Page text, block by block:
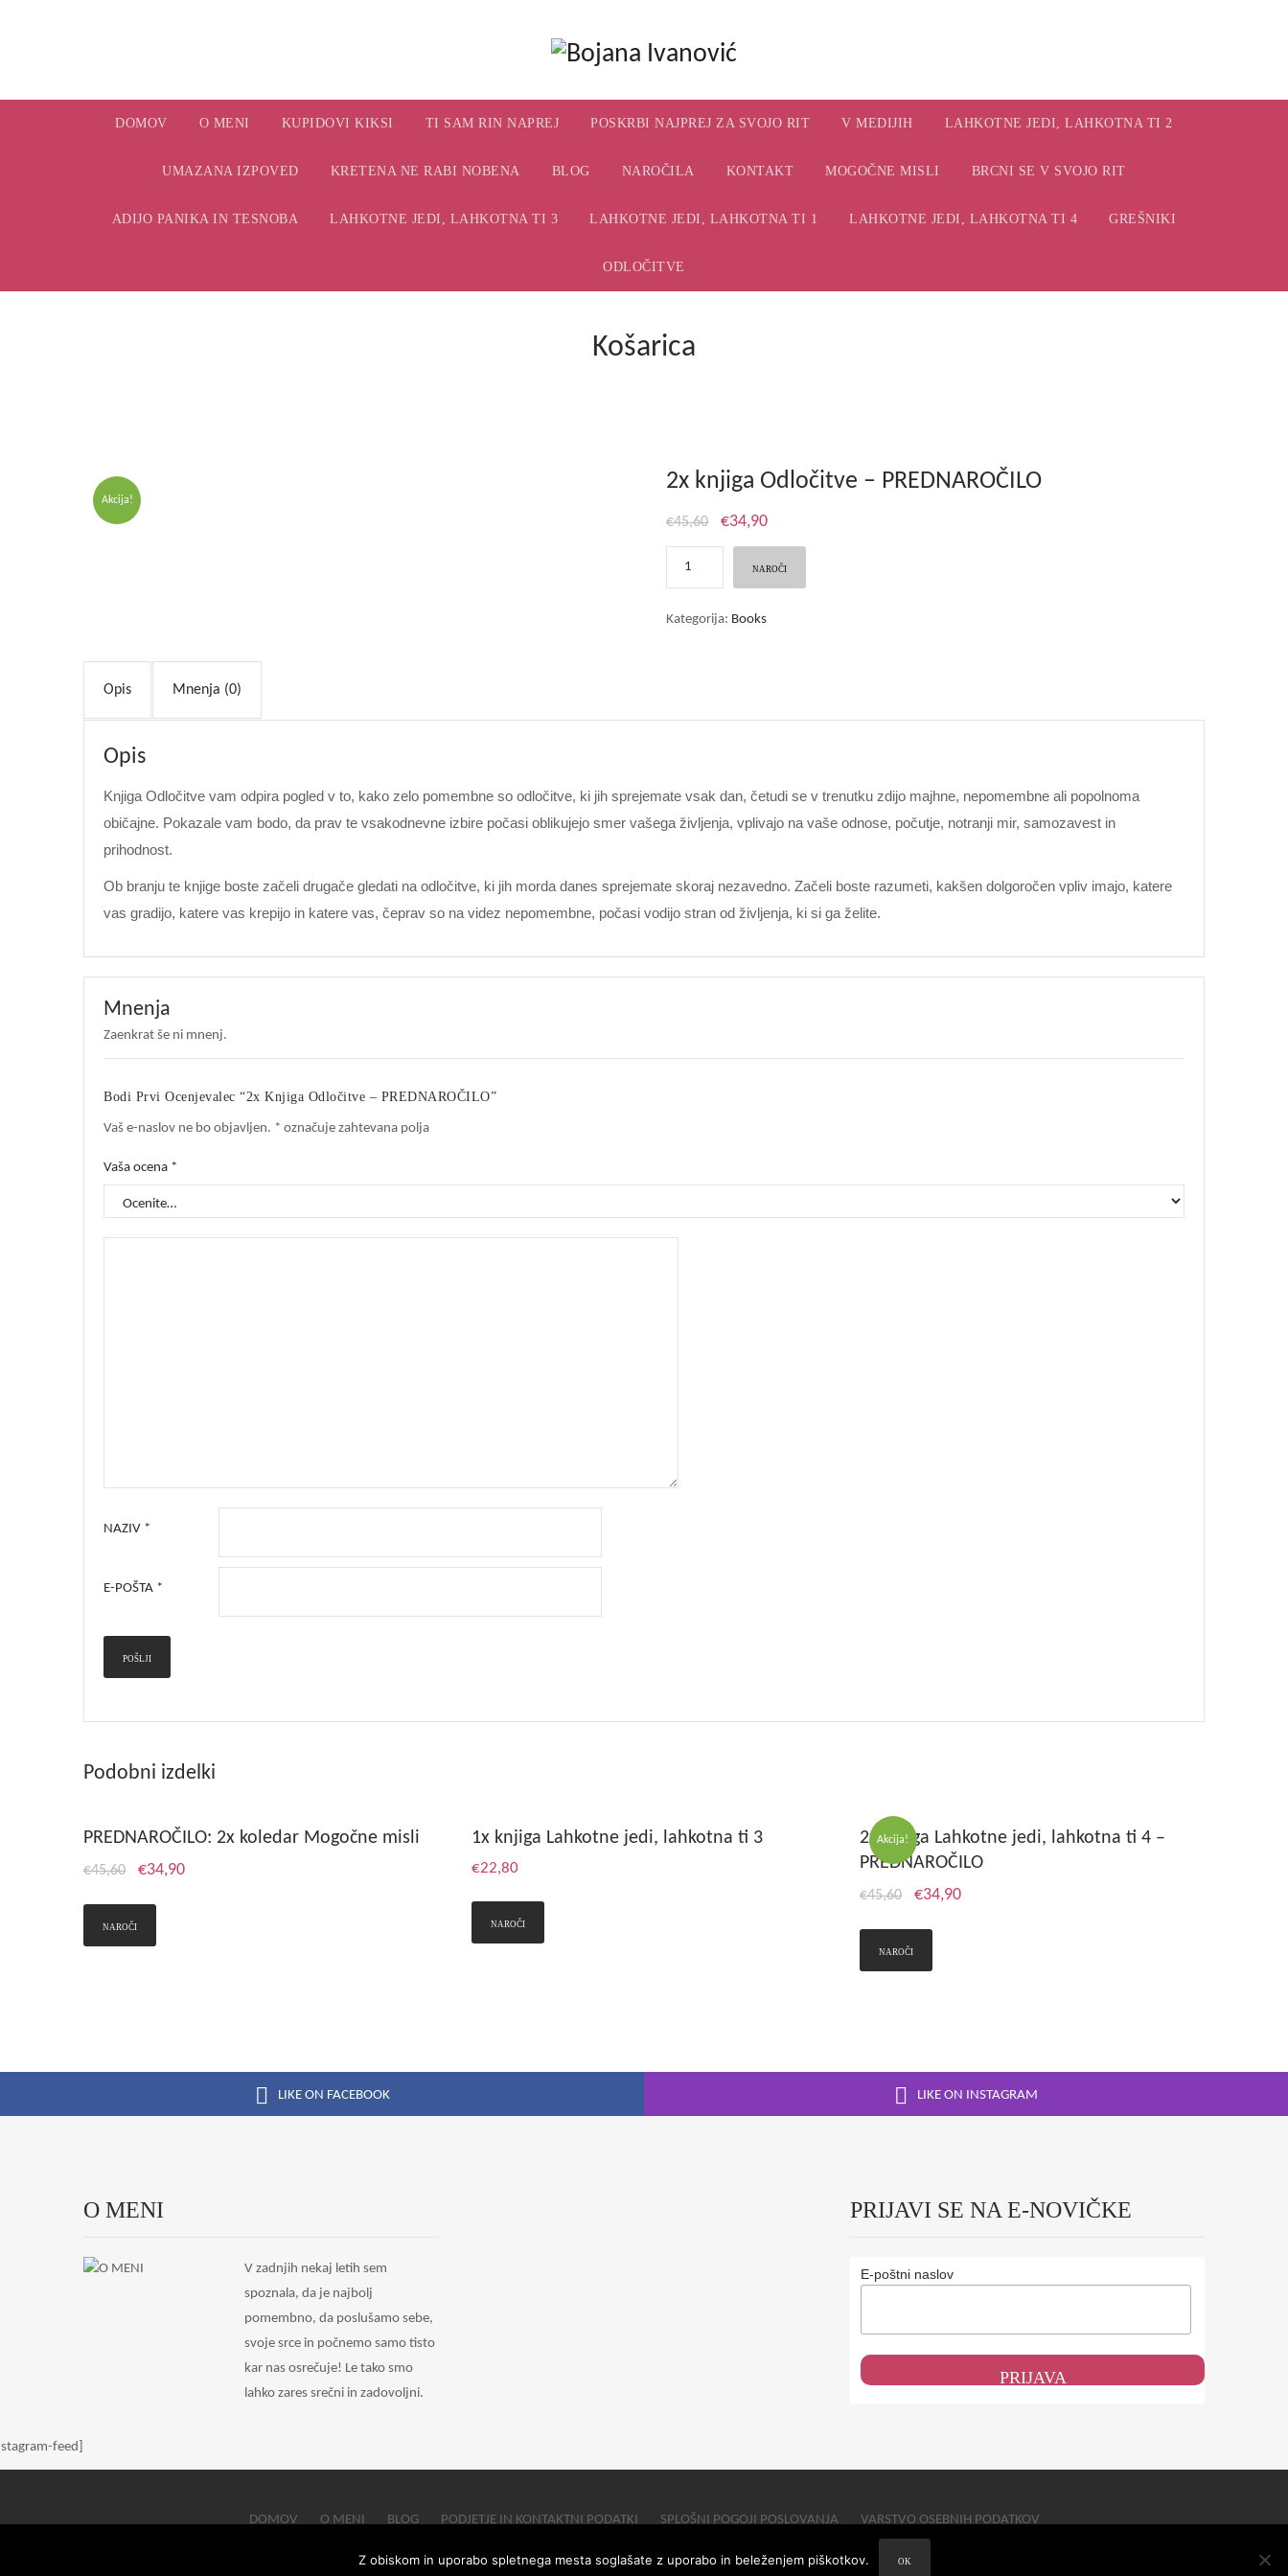
DOMOV O MENI KUPIDOVI KIKSI TI SAM RIN NAPREJ POSKRBI NAJPREJ ZA SVOJO RIT V MEDIJIH LAHKOTNE JEDI, LAHKOTNA TI 2
UMAZANA IZPOVED KRETENA NE RABI NOBENA BLOG NAROČILA KONTAKT MOGOČNE MISLI BRCNI SE V SVOJO RIT
ADIJO PANIKA IN TESNOBA LAHKOTNE JEDI, LAHKOTNA TI 3 LAHKOTNE JEDI, LAHKOTNA TI 1 LAHKOTNE JEDI, LAHKOTNA TI 4 GREŠNIKI
ODLOČITVE
Košarica
Akcija!
2x knjiga Odločitve – PREDNAROČILO
€45,60 €34,90
knjiga
Odločitve
PREDNAROČILO
NAROČI
Kategorija: Books
Opis Mnenja (0)
Opis
Knjiga Odločitve vam odpira pogled v to, kako zelo pomembne so odločitve, ki jih sprejemate vsak dan, četudi se v trenutku zdijo majhne, nepomembne ali popolnoma
običajne. Pokazale vam bodo, da prav te vsakodnevne izbire počasi oblikujejo smer vašega življenja, vplivajo na vaše odnose, počutje, notranji mir, samozavest in
prihodnost.
Ob branju te knjige boste začeli drugače gledati na odločitve, ki jih morda danes sprejemate skoraj nezavedno. Začeli boste razumeti, kakšen dolgoročen vpliv imajo, katere
vas gradijo, katere vas krepijo in katere vas, čeprav so na videz nepomembne, počasi vodijo stran od življenja, ki si ga želite.
Mnenja
Zaenkrat še ni mnenj.
Bodi Prvi Ocenjevalec “2x Knjiga Odločitve – PREDNAROČILO”
Vaš e-naslov ne bo objavljen. * označuje zahtevana polja
Vaša ocena *
NAZIV *
E-POŠTA *
Podobni izdelki
PREDNAROČILO: 2x koledar Mogočne misli
€45,60 €34,90
NAROČI
1x knjiga Lahkotne jedi, lahkotna ti 3
€22,80
NAROČI
Akcija!
2x knjiga Lahkotne jedi, lahkotna ti 4 –
PREDNAROČILO
€45,60 €34,90
NAROČI
LIKE ON FACEBOOK LIKE ON INSTAGRAM
O MENI
V zadnjih nekaj letih sem
spoznala, da je najbolj
pomembno, da poslušamo sebe,
svoje srce in počnemo samo tisto
kar nas osrečuje! Le tako smo
lahko zares srečni in zadovoljni.
PRIJAVI SE NA E-NOVIČKE
E-poštni naslov
feed]
DOMOV O MENI BLOG PODJETJE IN KONTAKTNI PODATKI SPLOŠNI POGOJI POSLOVANJA VARSTVO OSEBNIH PODATKOV
Z obiskom in uporabo spletnega mesta soglašate z uporabo in beleženjem piškotkov. OK